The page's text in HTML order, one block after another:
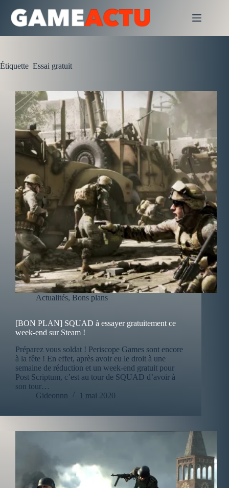
contenu
Étiquette Essai gratuit
Actualités, Bons plans
[BON PLAN] SQUAD à essayer gratuitement ce
week-end sur Steam !
Préparez vous soldat ! Periscope Games sont encore
à la fête ! En effet, après avoir eu le droit à une
semaine de réduction et un week-end gratuit pour
Post Scriptum, c’est au tour de SQUAD d’avoir à
son tour…
Gideonnn
1 mai 2020